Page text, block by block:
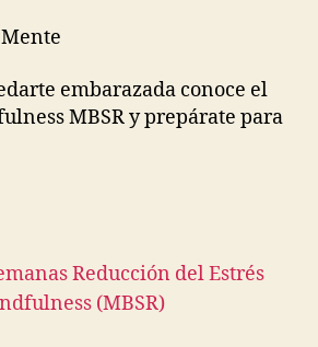
embarazada conoce el
MBSR y prepárate para
Reducción del Estrés
(MBSR)